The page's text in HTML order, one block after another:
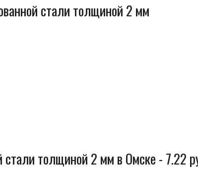
стали толщиной 2 мм
стали толщиной 2 мм в Омске - 7.22